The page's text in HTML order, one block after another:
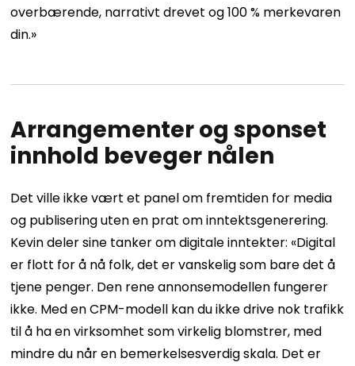
overbærende, narrativt drevet og 100 % merkevaren
din.»
Arrangementer og sponset
innhold beveger nålen
Det ville ikke vært et panel om fremtiden for media
og publisering uten en prat om inntektsgenerering.
Kevin deler sine tanker om digitale inntekter: «Digital
er flott for å nå folk, det er vanskelig som bare det å
tjene penger. Den rene annonsemodellen fungerer
ikke. Med en CPM-modell kan du ikke drive nok trafikk
til å ha en virksomhet som virkelig blomstrer, med
mindre du når en bemerkelsesverdig skala. Det er